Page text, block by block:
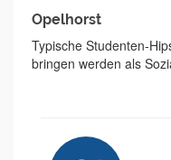
Opelhorst
Typische Studenten-
bringen werden als